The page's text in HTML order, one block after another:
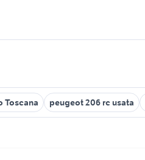
Toscana peugeot 206 rc usata